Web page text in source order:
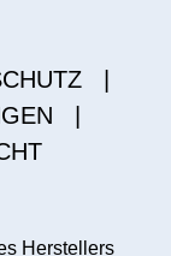
Herstellers